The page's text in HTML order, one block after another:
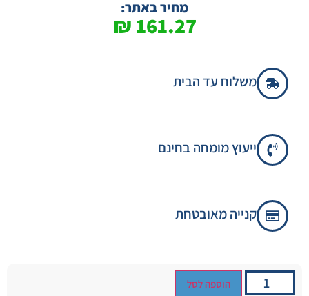
מחיר באתר:
161.27
₪
משלוח עד הבית
ייעוץ מומחה בחינם
קנייה מאובטחת
הוספה לסל